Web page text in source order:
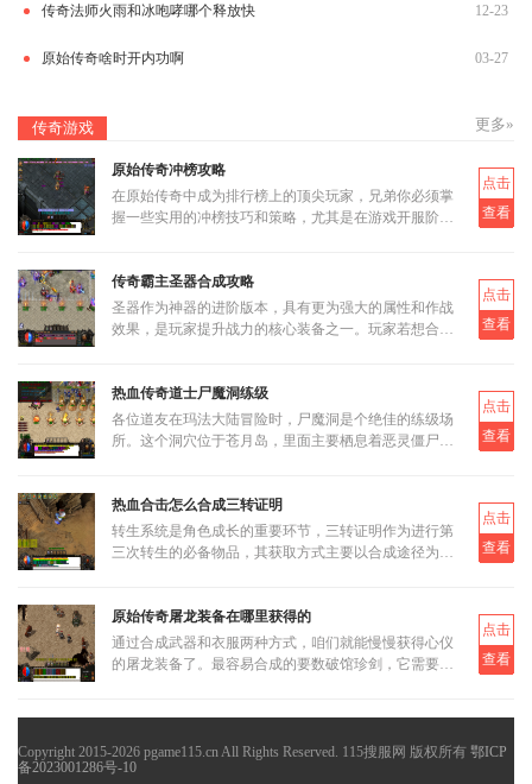
传奇法师火雨和冰咆哮哪个释放快 12-23
原始传奇啥时开内功啊 03-27
传奇游戏 更多»
原始传奇冲榜攻略
在原始传奇中成为排行榜上的顶尖玩家，兄弟你必须掌
握一些实用的冲榜技巧和策略，尤其是在游戏开服阶段
点击
查看
传奇霸主圣器合成攻略
圣器作为神器的进阶版本，具有更为强大的属性和作战
效果，是玩家提升战力的核心装备之一。玩家若想合成
点击
查看
热血传奇道士尸魔洞练级
各位道友在玛法大陆冒险时，尸魔洞是个绝佳的练级场
所。这个洞穴位于苍月岛，里面主要栖息着恶灵僵尸和
点击
查看
热血合击怎么合成三转证明
转生系统是角色成长的重要环节，三转证明作为进行第
三次转生的必备物品，其获取方式主要以合成途径为
点击
查看
原始传奇屠龙装备在哪里获得的
通过合成武器和衣服两种方式，咱们就能慢慢获得心仪
的屠龙装备了。最容易合成的要数破馆珍剑，它需要的
点击
查看
Copyright 2015-2026 pgame115.cn All Rights Reserved. 115搜服网 版权所有 鄂ICP
备2023001286号-10